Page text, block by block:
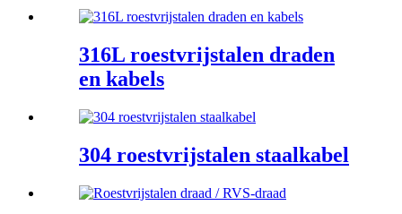
316L roestvrijstalen draden
en kabels
304 roestvrijstalen staalkabel